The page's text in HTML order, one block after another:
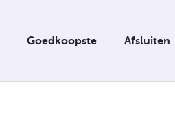
Goedkoopste Afsluiten